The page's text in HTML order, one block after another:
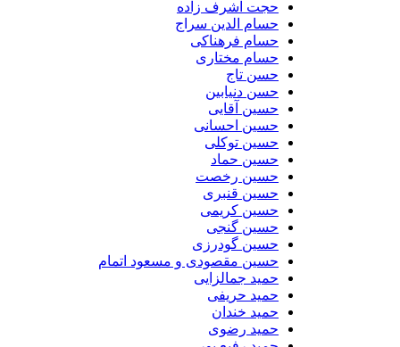
حجت اشرف زاده
حسام الدین سراج
حسام فرهناکی
حسام مختاری
حسن تاج
حسن دنیابین
حسین آقایی
حسین احسانی
حسین توکلی
حسین حماد
حسین رخصت
حسین قنبری
حسین کریمی
حسین گنجی
حسین گودرزی
حسین مقصودی و مسعود اتمام
حمید جمالزایی
حمید حریفی
حمید خندان
حمید رضوی